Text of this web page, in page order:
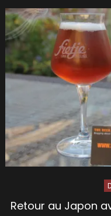
Retour au Japon